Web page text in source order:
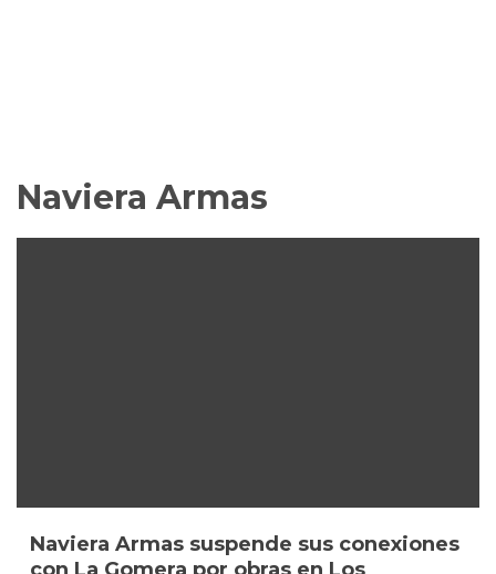
Naviera Armas
Naviera Armas suspende sus conexiones